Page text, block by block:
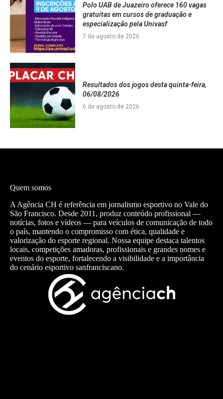
Polo UAB de Juazeiro oferece 160 vagas
gratuitas em cursos de graduação e
especialização pela Univasf
7 de agosto de 2026
Resultados dos jogos desta quinta-feira,
06/08/2026
6 de agosto de 2026
Quem somos
A Agência CH é referência em jornalismo esportivo no Vale do
São Francisco. Desde 2011, produz conteúdo profissional —
notícias, fotos e vídeos — para veículos de comunicação de todo
o país, mantendo o compromisso com ética, qualidade e
valorização do esporte regional. Nossa equipe destaca talentos
locais, competições amadoras, profissionais e grandes nomes e
eventos do esporte, fortalecendo a visibilidade e a importância
do cenário esportivo sanfranciscano.